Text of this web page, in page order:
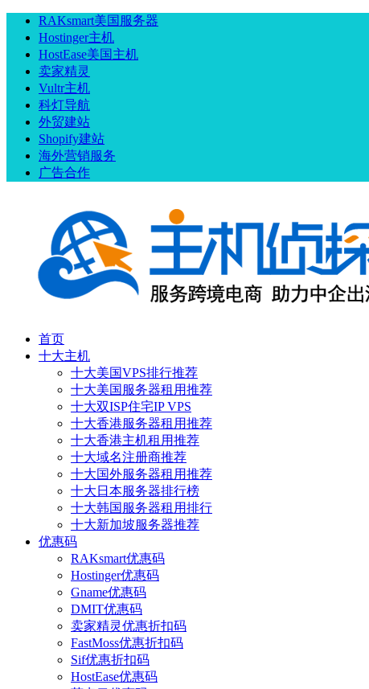
RAKsmart美国服务器
Hostinger主机
HostEase美国主机
卖家精灵
Vultr主机
科灯导航
外贸建站
Shopify建站
海外营销服务
广告合作
首页
十大主机
十大美国VPS排行推荐
十大美国服务器租用推荐
十大双ISP住宅IP VPS
十大香港服务器租用推荐
十大香港主机租用推荐
十大域名注册商推荐
十大国外服务器租用推荐
十大日本服务器排行榜
十大韩国服务器租用排行
十大新加坡服务器推荐
优惠码
RAKsmart优惠码
Hostinger优惠码
Gname优惠码
DMIT优惠码
卖家精灵优惠折扣码
FastMoss优惠折扣码
Sif优惠折扣码
HostEase优惠码